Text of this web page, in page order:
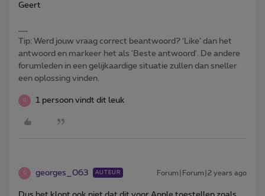
Geert
Tip: Werd jouw vraag correct beantwoord? ‘Like’ dan het
antwoord en markeer het als 'Beste antwoord'. De andere
forumleden in een gelijkaardige situatie zullen dan sneller
een oplossing vinden.
G 1 persoon vindt dit leuk
G georges_063 AUTEUR Forum|Forum|2 years ago